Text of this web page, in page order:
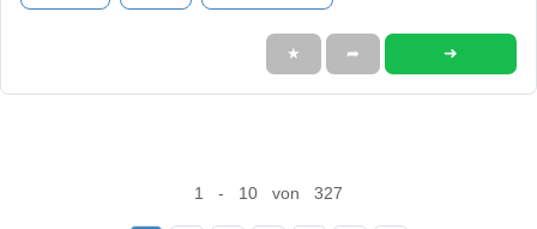
★ ➦ ➜
1 - 10 von 327